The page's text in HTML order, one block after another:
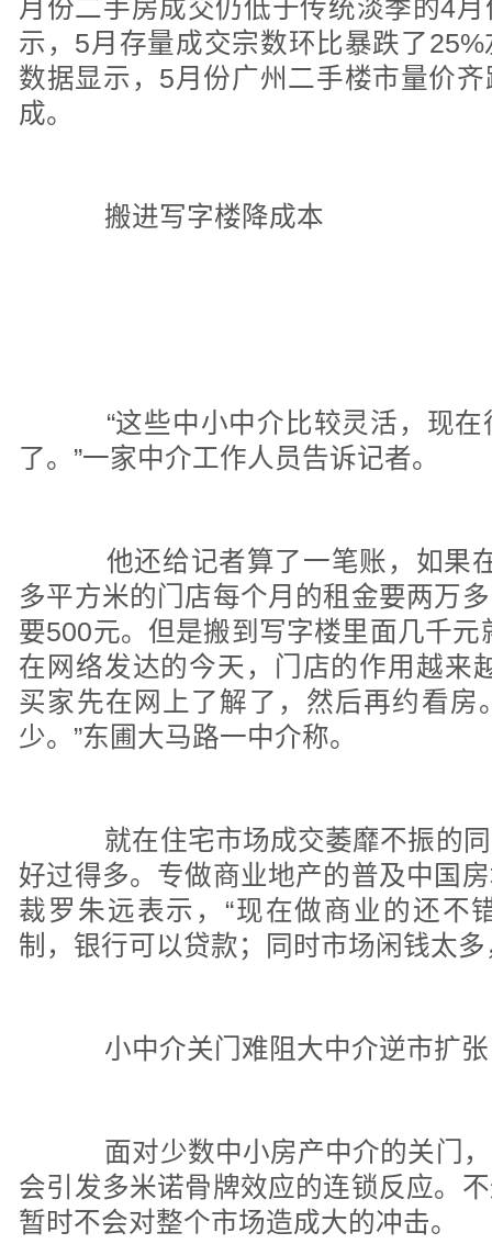
月份二手房成交仍低于传统淡季的4
示，5月存量成交宗数环比暴跌了
数据显示，5月份广州二手楼市量价
成。
搬进写字楼降成本
“这些中小中介比较灵活，现在
了。”一家中介工作人员告诉记者。
他还给记者算了一笔账，如果在
多平方米的门店每个月的租金要两万
要500元。但是搬到写字楼里面几千元
在网络发达的今天，门店的作用越来
买家先在网上了解了，然后再约看房
少。”东圃大马路一中介称。
就在住宅市场成交萎靡不振的同
好过得多。专做商业地产的普及中国
裁罗朱远表示，“现在做商业的还不
制，银行可以贷款；同时市场闲钱太
小中介关门难阻大中介逆市扩张
面对少数中小房产中介的关门，
会引发多米诺骨牌效应的连锁反应。
暂时不会对整个市场造成大的冲击。